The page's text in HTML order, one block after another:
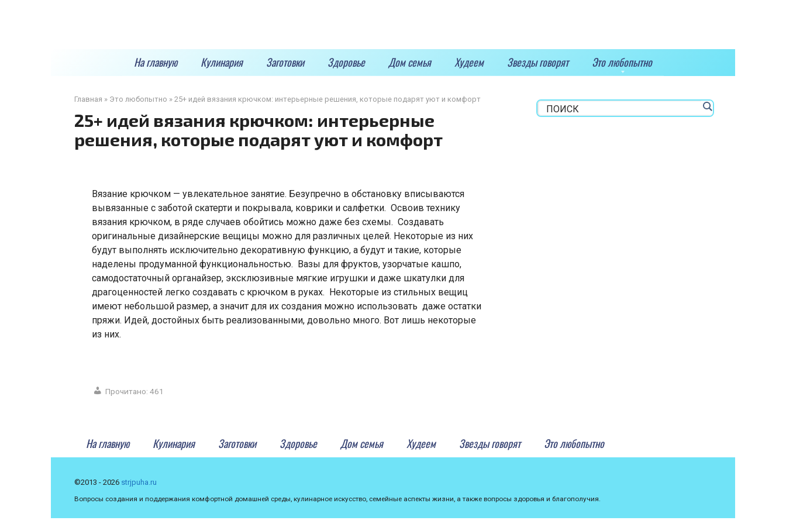
На главную Кулинария Заготовки Здоровье Дом семья Худеем Звезды говорят Это любопытно
Главная » Это любопытно » 25+ идей вязания крючком: интерьерные решения, которые подарят уют и комфорт
25+ идей вязания крючком: интерьерные
решения, которые подарят уют и комфорт
Вязание крючком — увлекательное занятие. Безупречно в обстановку вписываются
вывязанные с заботой скатерти и покрывала, коврики и салфетки. Освоив технику
вязания крючком, в ряде случаев обойтись можно даже без схемы. Создавать
оригинальные дизайнерские вещицы можно для различных целей. Некоторые из них
будут выполнять исключительно декоративную функцию, а будут и такие, которые
наделены продуманной функциональностью. Вазы для фруктов, узорчатые кашпо,
самодостаточный органайзер, эксклюзивные мягкие игрушки и даже шкатулки для
драгоценностей легко создавать с крючком в руках. Некоторые из стильных вещиц
имеют небольшой размер, а значит для их создания можно использовать даже остатки
пряжи. Идей, достойных быть реализованными, довольно много. Вот лишь некоторые
из них.
Прочитано: 461
На главную Кулинария Заготовки Здоровье Дом семья Худеем Звезды говорят Это любопытно
©2013 - 2026 strjpuha.ru
Вопросы создания и поддержания комфортной домашней среды, кулинарное искусство, семейные аспекты жизни, а также вопросы здоровья и благополучия.